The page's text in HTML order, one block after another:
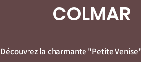
COLMAR
Découvrez la charmante "Petite